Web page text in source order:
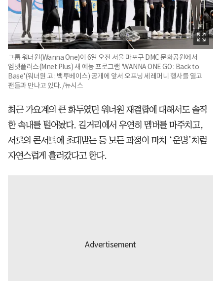
그룹 워너원(Wanna One)이 6일 오전 서울 마포구 DMC 문화공원에서
엠넷플러스(Mnet Plus) 새 예능 프로그램 'WANNA ONE GO : Back to
Base'(워너원 고 : 백투베이스) 공개에 앞서 오프닝 세레머니 행사를 열고
팬들과 만나고 있다. /뉴시스
최근 가요계의 큰 화두였던 워너원 재결합에 대해서도 솔직
한 속내를 털어놨다. 길거리에서 우연히 멤버를 마주치고,
서로의 콘서트에 초대받는 등 모든 과정이 마치 ‘운명’처럼
자연스럽게 흘러갔다고 한다.